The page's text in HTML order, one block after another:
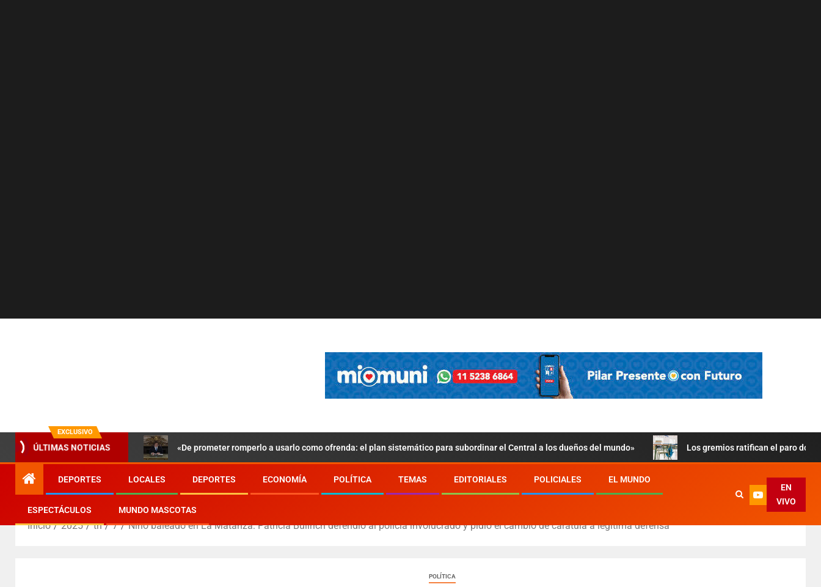
EXCLUSIVO
ÚLTIMAS NOTICIAS «De prometer romperlo a usarlo como ofrenda: el plan sistemático para subordinar el Central a los dueños del mundo» Los gremios ratifican el paro
DEPORTES LOCALES DEPORTES ECONOMÍA POLÍTICA TEMAS EDITORIALES POLICIALES EL MUNDO
ESPECTÁCULOS MUNDO MASCOTAS
EN
VIVO
Inicio 2025 th 7 Niño baleado en La Matanza: Patricia Bullrich defendió al policía involucrado y pidió el cambio de carátula a legítima defensa
POLÍTICA